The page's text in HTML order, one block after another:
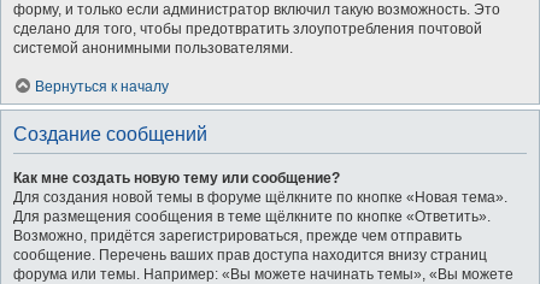
форму, и только если администратор включил такую возможность. Это
сделано для того, чтобы предотвратить злоупотребления почтовой
системой анонимными пользователями.
Вернуться к началу
Создание сообщений
Как мне создать новую тему или сообщение?
Для создания новой темы в форуме щёлкните по кнопке «Новая тема».
Для размещения сообщения в теме щёлкните по кнопке «Ответить».
Возможно, придётся зарегистрироваться, прежде чем отправить
сообщение. Перечень ваших прав доступа находится внизу страниц
форума или темы. Например: «Вы можете начинать темы», «Вы можете